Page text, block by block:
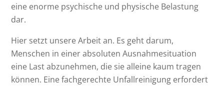
eine enorme psychische und physische Belastung
dar.
Hier setzt unsere Arbeit an. Es geht darum,
Menschen in einer absoluten Ausnahmesituation
eine Last abzunehmen, die sie alleine kaum tragen
können. Eine fachgerechte Unfallreinigung erfordert